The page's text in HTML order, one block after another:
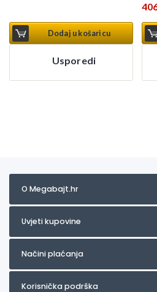
Dodaj u košaricu
Usporedi
O Megabajt.hr
Uvjeti kupovine
Načini plaćanja
Korisnička podrška